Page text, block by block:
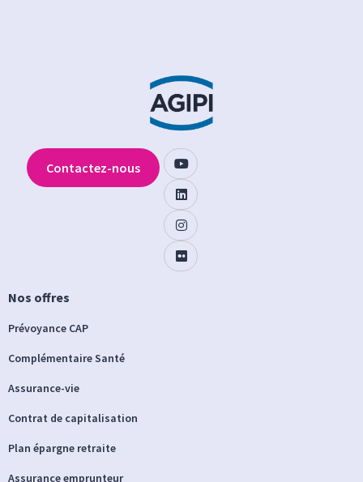
Nos offres
Prévoyance CAP
Complémentaire Santé
Assurance-vie
Contrat de capitalisation
Plan épargne retraite
Assurance emprunteur
Contactez-nous